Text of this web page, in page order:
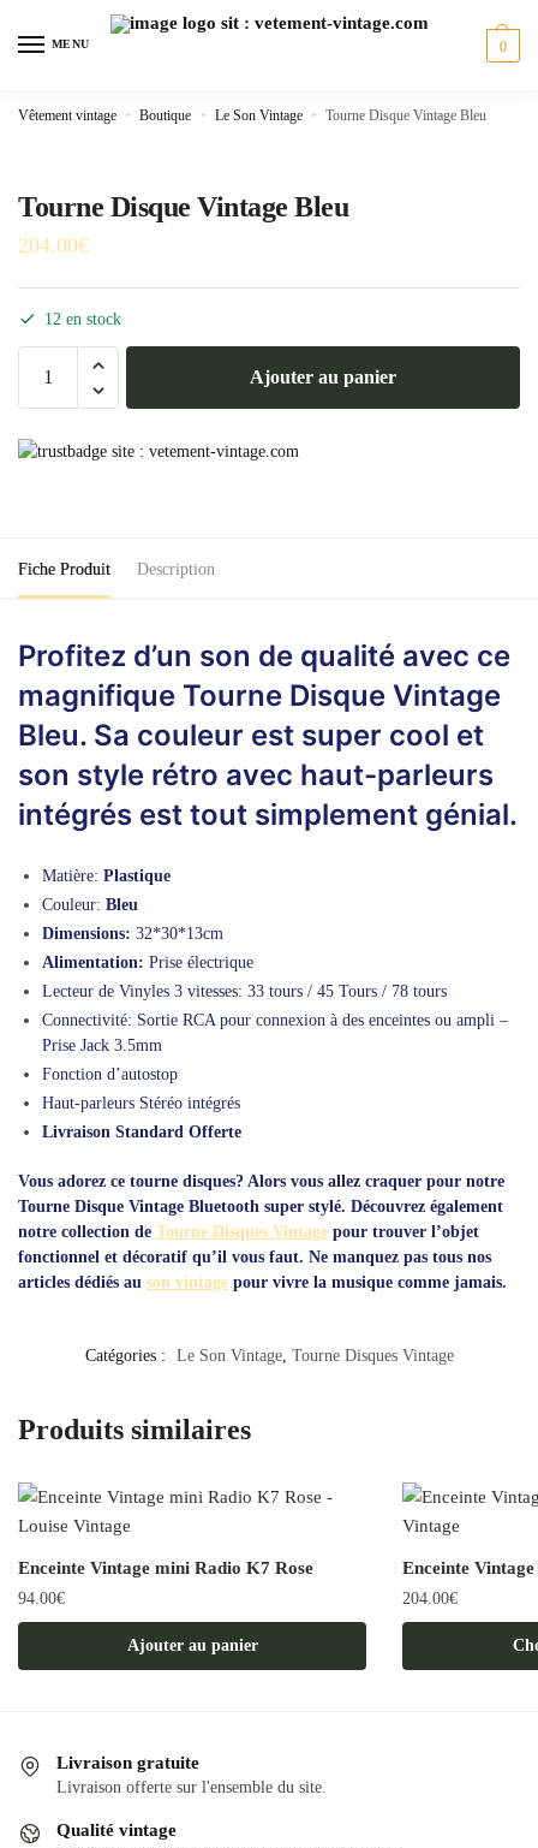
MENU 0
Vêtement vintage » Boutique » Le Son Vintage » Tourne Disque Vintage Bleu
Tourne Disque Vintage Bleu
204.00€
12 en stock
Disque
Ajouter au panier
Fiche Produit Description
Profitez d’un son de qualité avec ce
magnifique Tourne Disque Vintage
Bleu. Sa couleur est super cool et
son style rétro avec haut-parleurs
intégrés est tout simplement génial.
Matière: Plastique
Couleur: Bleu
Dimensions: 32*30*13cm
Alimentation: Prise électrique
Lecteur de Vinyles 3 vitesses: 33 tours / 45 Tours / 78 tours
Connectivité: Sortie RCA pour connexion à des enceintes ou ampli –
Prise Jack 3.5mm
Fonction d’autostop
Haut-parleurs Stéréo intégrés
Livraison Standard Offerte
Vous adorez ce tourne disques? Alors vous allez craquer pour notre
Tourne Disque Vintage Bluetooth super stylé. Découvrez également
notre collection de Tourne Disques Vintage pour trouver l’objet
fonctionnel et décoratif qu’il vous faut. Ne manquez pas tous nos
articles dédiés au son vintage pour vivre la musique comme jamais.
Catégories : Le Son Vintage, Tourne Disques Vintage
Produits similaires
Enceinte Vintage mini Radio K7 Rose
94.00€
Ajouter au panier
Enceinte
204.00€
produit
Livraison gratuite
Livraison offerte sur l'ensemble du site.
Qualité vintage